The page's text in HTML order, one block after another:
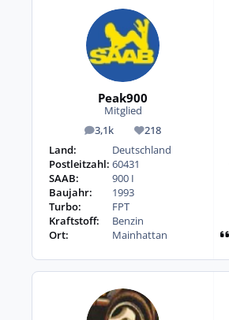
Peak900
Mitglied
3,1k
Beiträge 218
Reputation
Land:
Deutschland
Postleitzahl: 60431
SAAB:
900 I
Baujahr:
1993
Turbo:
FPT
Kraftstoff:
Benzin
Ort:
Mainhattan